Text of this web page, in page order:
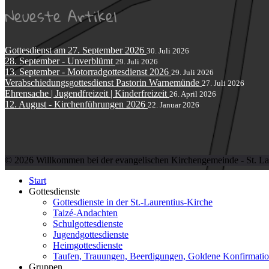
Neueste Artikel
Gottesdienst am 27. September 2026 30. Juli 2026
28. September - Unverblümt 29. Juli 2026
13. September - Motorradgottesdienst 2026 29. Juli 2026
Verabschiedungsgottesdienst Pastorin Warnemünde 27. Juli 2026
Ehrensache | Jugendfreizeit | Kinderfreizeit 26. April 2026
12. August - Kirchenführungen 2026 22. Januar 2026
© 2026 Willkommen bei der evangelischen Kirchengemeinde - St.
Start
Gottesdienste
Gottesdienste in der St.-Laurentius-Kirche
Taizé-Andachten
Schulgottesdienste
Jugendgottesdienste
Heimgottesdienste
Taufen, Trauungen, Beerdigungen, Goldene